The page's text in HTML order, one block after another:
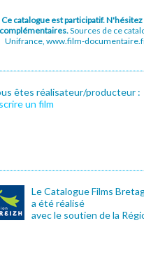
Ce catalogue est participatif.
complémentaires.Sources de ce
Unifrance, www.film-
êtes réalisateur/producteur :
un film
Le Catalogue Films
a été réalisé
avec le soutien de la